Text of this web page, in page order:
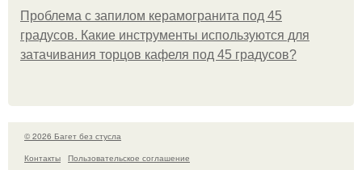
Проблема с запилом керамогранита под 45
градусов. Какие инструменты используются для
затачивания торцов кафеля под 45 градусов?
© 2026 Багет без стусла
Контакты
Пользовательское соглашение